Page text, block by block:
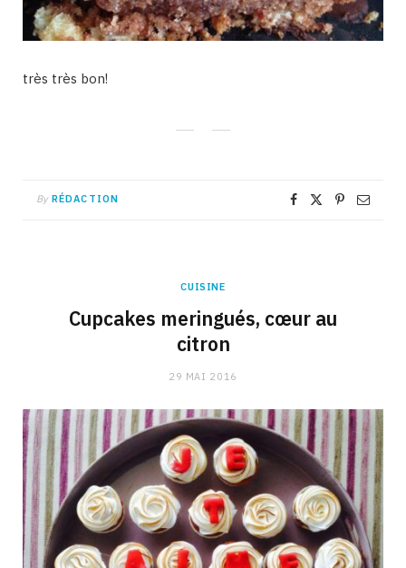
très très bon!
By RÉDACTION
CUISINE
Cupcakes meringués, cœur au
citron
29 MAI 2016